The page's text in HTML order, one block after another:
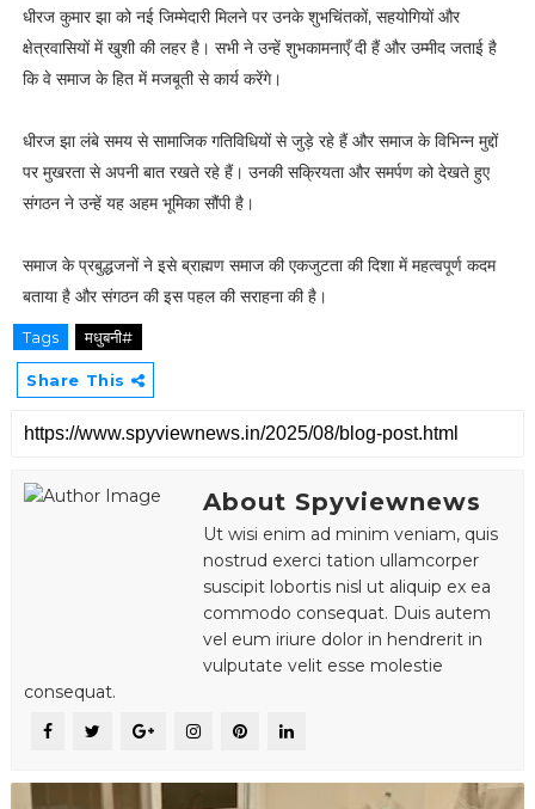
धीरज कुमार झा को नई जिम्मेदारी मिलने पर उनके शुभचिंतकों, सहयोगियों और
क्षेत्रवासियों में खुशी की लहर है। सभी ने उन्हें शुभकामनाएँ दी हैं और उम्मीद जताई है
कि वे समाज के हित में मजबूती से कार्य करेंगे।
धीरज झा लंबे समय से सामाजिक गतिविधियों से जुड़े रहे हैं और समाज के विभिन्न मुद्दों
पर मुखरता से अपनी बात रखते रहे हैं। उनकी सक्रियता और समर्पण को देखते हुए
संगठन ने उन्हें यह अहम भूमिका सौंपी है।
समाज के प्रबुद्धजनों ने इसे ब्राह्मण समाज की एकजुटता की दिशा में महत्वपूर्ण कदम
बताया है और संगठन की इस पहल की सराहना की है।
Tags मधुबनी#
Share This
About Spyviewnews
Ut wisi enim ad minim veniam, quis
nostrud exerci tation ullamcorper
suscipit lobortis nisl ut aliquip ex ea
commodo consequat. Duis autem
vel eum iriure dolor in hendrerit in
vulputate velit esse molestie
consequat.